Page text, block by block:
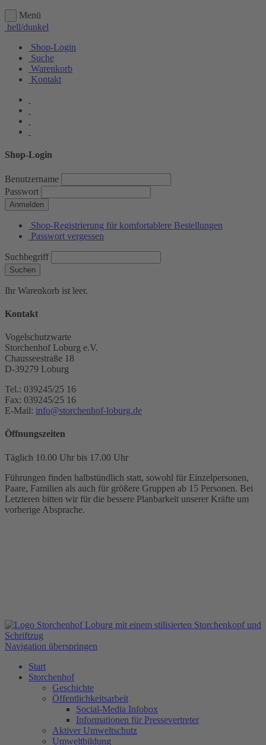
Menü
hell/dunkel
Shop-Login
Suche
Warenkorb
Kontakt
Shop-Login
Benutzername
Passwort
Anmelden
Shop-Registrierung für komfortablere Bestellungen
Passwort vergessen
Suchbegriff
Suchen
Ihr Warenkorb ist leer.
Kontakt
Vogelschutzwarte
Storchenhof Loburg e.V.
Chausseestraße 18
D-39279 Loburg
Tel.: 039245/25 16
Fax: 039245/25 16
E-Mail: info@storchenhof-loburg.de
Öffnungszeiten
Täglich 10.00 Uhr bis 17.00 Uhr
Führungen finden halbstündlich statt, sowohl für Einzelpersonen,
Paare, Familien als auch für größere Gruppen ab 15 Personen. Bei
Letzteren bitten wir für die bessere Planbarkeit unserer Kräfte um
vorherige Absprache.
Navigation überspringen
Start
Storchenhof
Geschichte
Öffentlichkeitsarbeit
Social-Media Infobox
Informationen für Pressevertreter
Aktiver Umweltschutz
Umweltbildung